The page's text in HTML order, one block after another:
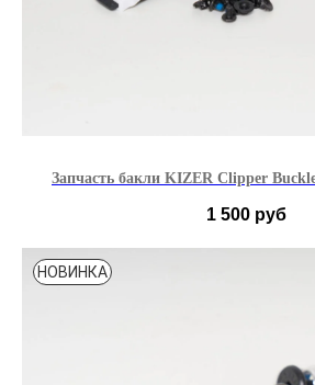
Запчасть бакли KIZER Clipper
1 500 руб
НОВИНКА